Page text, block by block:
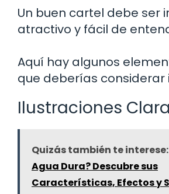
Un buen cartel debe ser
atractivo y fácil de
Aquí hay algunos
que deberías considerar
Ilustraciones
Quizás también te interese:
Agua Dura? Descubre sus
Características, Efectos y